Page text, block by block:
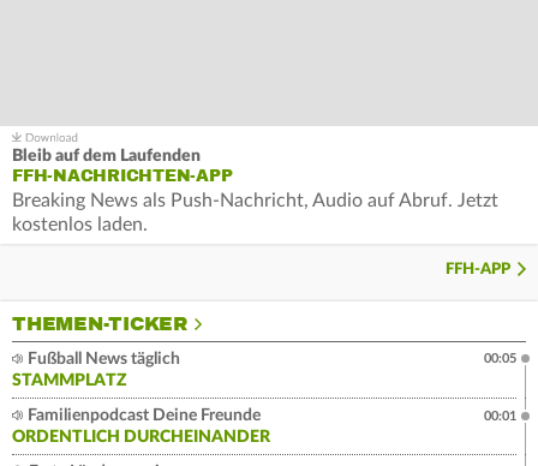
Bleib auf dem Laufenden
FFH-NACHRICHTEN-APP
Breaking News als Push-Nachricht, Audio auf Abruf. Jetzt
kostenlos laden.
FFH-APP
THEMEN-TICKER
Fußball News täglich
STAMMPLATZ
00:05
Familienpodcast Deine Freunde
ORDENTLICH DURCHEINANDER
00:01